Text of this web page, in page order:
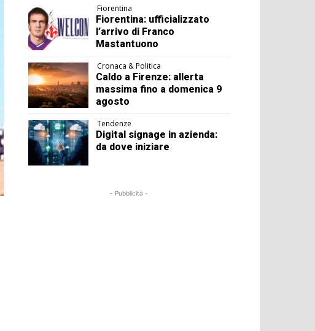
Fiorentina
Fiorentina: ufficializzato
l’arrivo di Franco
Mastantuono
Cronaca & Politica
Caldo a Firenze: allerta
massima fino a domenica 9
agosto
Tendenze
Digital signage in azienda:
da dove iniziare
- Pubblicità -